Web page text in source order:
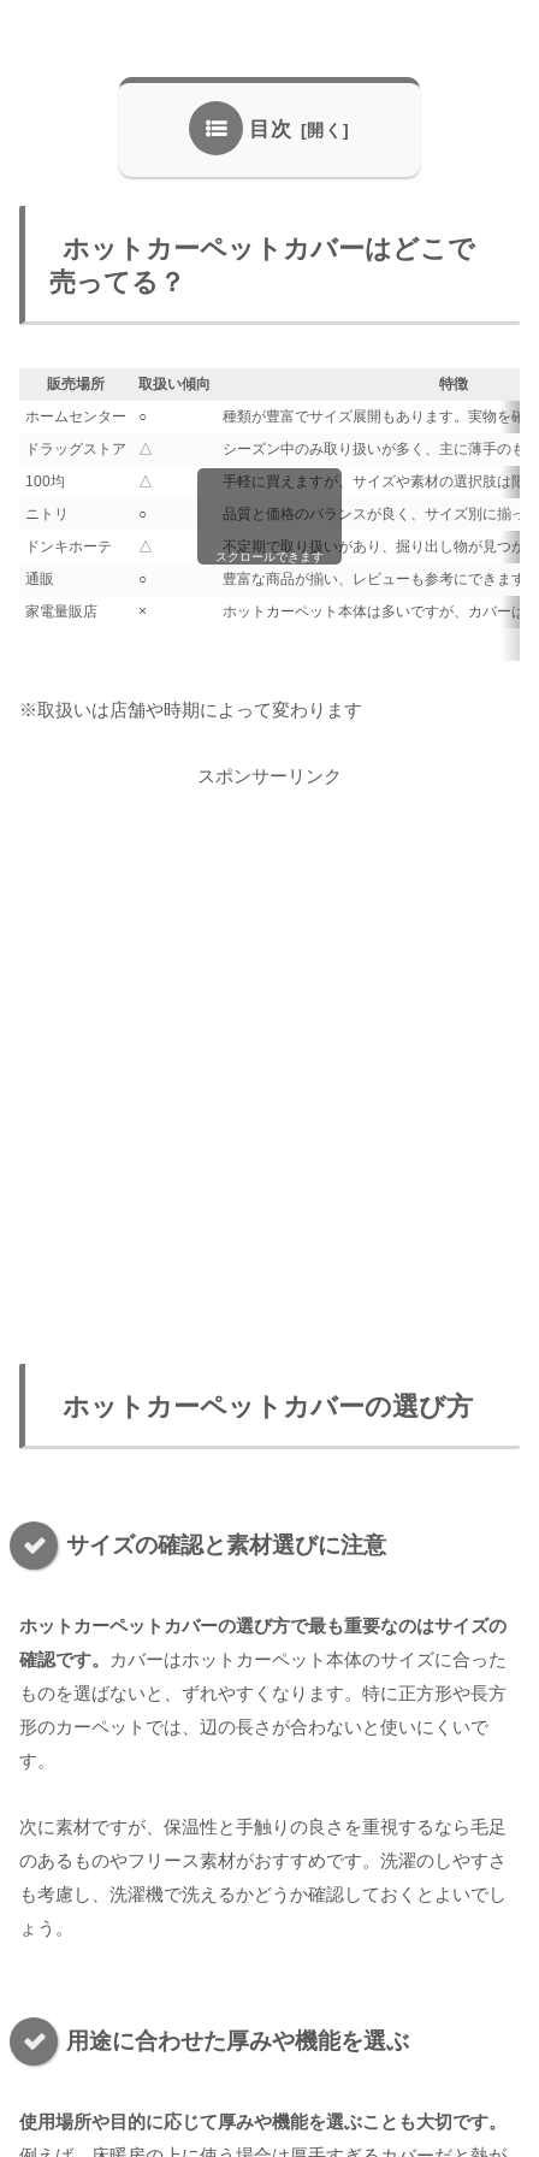
目次
ホットカーペットカバーはどこで
売ってる？
販売場所 取扱い傾向
特徴
ホームセンター
○
種類が豊富でサイズ展開もあります。実物を確
ドラッグストア
△
シーズン中のみ取り扱いが多く、主に薄手のも
100均
△
手軽に買えますが、サイズや素材の選択肢は限
ニトリ
○
品質と価格のバランスが良く、サイズ別に揃っ
ドンキホーテ
△
不定期で取り扱いがあり、掘り出し物が見つか
通販
○
豊富な商品が揃い、レビューも参考にできます。
家電量販店
× ホットカーペット本体は多いですが、カバーは
スクロールできます
※取扱いは店舗や時期によって変わります
スポンサーリンク
ホットカーペットカバーの選び方
サイズの確認と素材選びに注意
ホットカーペットカバーの選び方で最も重要なのはサイズの
確認です。
カバーはホットカーペット本体のサイズに合った
ものを選ばないと、ずれやすくなります。特に正方形や長方
形のカーペットでは、辺の長さが合わないと使いにくいで
す。
次に素材ですが、保温性と手触りの良さを重視するなら毛足
のあるものやフリース素材がおすすめです。洗濯のしやすさ
も考慮し、洗濯機で洗えるかどうか確認しておくとよいでし
ょう。
用途に合わせた厚みや機能を選ぶ
使用場所や目的に応じて厚みや機能を選ぶことも大切です。